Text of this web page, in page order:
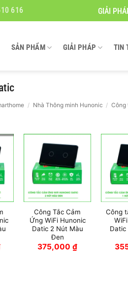
616 GIẢI
SẢN PHẨM GIẢI PHÁP TIN
/ Nhà Thông minh Hunonic / Công
Công Tắc Cảm
Ứng WiFi Hunonic
Datic 2 Nút Màu
Đen
375,000₫
Công
Datic